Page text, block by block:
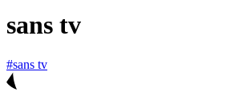
sans tv
#sans tv